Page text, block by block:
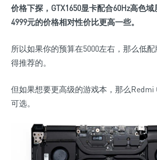
价格下探，GTX1650显卡配合60Hz高色域
4999元的价格相对性价比更高一些。
所以如果你的预算在5000左右，那么低配
得推荐的。
但如果想要更高级的游戏本，那么Redmi
可选。